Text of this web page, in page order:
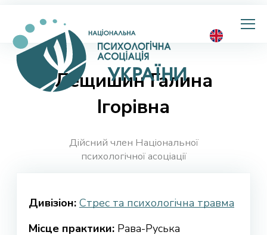
Національна
психологічна
Лещишин Галина
Ігорівна
Дійсний член Національної
психологічної асоціації
Дивізіон: Стрес та психологічна травма
Місце практики: Рава-Руська